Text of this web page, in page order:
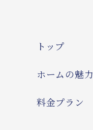
トップ
ホームの魅力
料金プラン